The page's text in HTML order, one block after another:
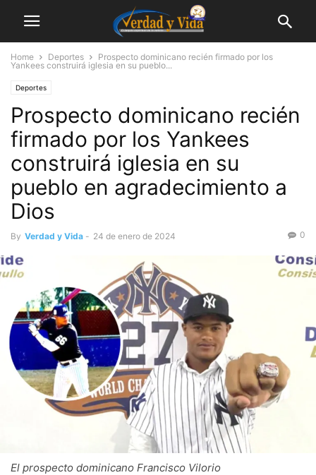
Home Deportes
Prospecto dominicano recién firmado por los
Yankees construirá iglesia en su pueblo...
Deportes
Prospecto dominicano recién
firmado por los Yankees
construirá iglesia en su
pueblo en agradecimiento a
Dios
By Verdad y Vida - 24 de enero de 2024 0
El prospecto dominicano Francisco Vilorio